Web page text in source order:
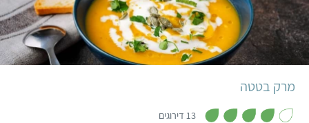
קל 40 דקות
מרק בטטה
13 דירוגים